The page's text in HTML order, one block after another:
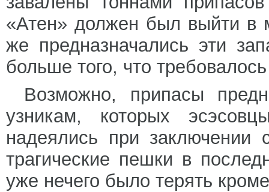
«Атен» должен был выйти в
же предназначались эти
больше того, что
Возможно, припасы
узникам, которых
надеялись при заключении
трагические пешки в
уже нечего было терять